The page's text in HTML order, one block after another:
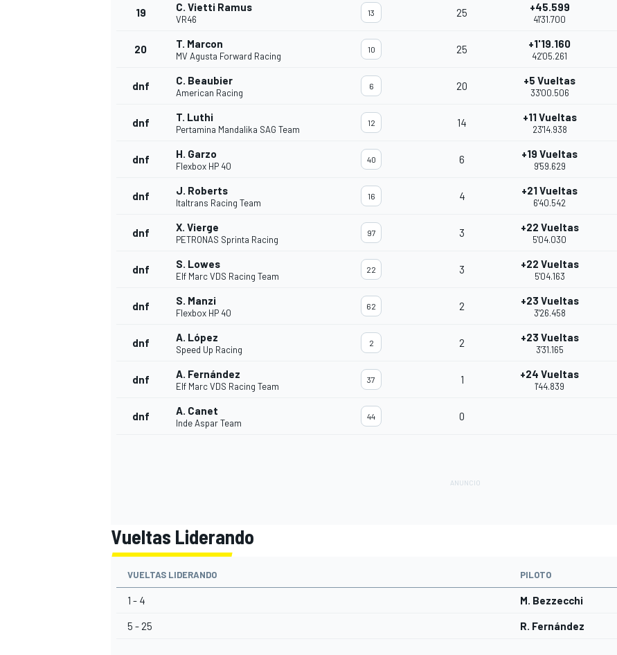
MÁS CATEGORÍAS
19 C. Vietti Ramus
VR46
13 25 +45.599
41'31.700
20 T. Marcon
MV Agusta Forward Racing
10 25 +1'19.160
42'05.261
dnf C. Beaubier
American Racing
6 20 +5 Vueltas
33'00.506
dnf T. Luthi
Pertamina Mandalika SAG Team
12 14 +11 Vueltas
23'14.938
dnf H. Garzo
Flexbox HP 40
40 6 +19 Vueltas
9'59.629
dnf J. Roberts
Italtrans Racing Team
16 4 +21 Vueltas
6'40.542
dnf X. Vierge
PETRONAS Sprinta Racing
97 3 +22 Vueltas
5'04.030
dnf S. Lowes
Elf Marc VDS Racing Team
22 3 +22 Vueltas
5'04.163
dnf S. Manzi
Flexbox HP 40
62 2 +23 Vueltas
3'26.458
dnf A. López
Speed Up Racing
2 2 +23 Vueltas
3'31.165
dnf A. Fernández
Elf Marc VDS Racing Team
37 1 +24 Vueltas
1'44.839
dnf A. Canet
Inde Aspar Team
44 0
Vueltas Liderando
VUELTAS LIDERANDO PILOTO
1 - 4 M. Bezzecchi
5 - 25 R. Fernández